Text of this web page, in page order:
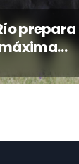
prepara
Real